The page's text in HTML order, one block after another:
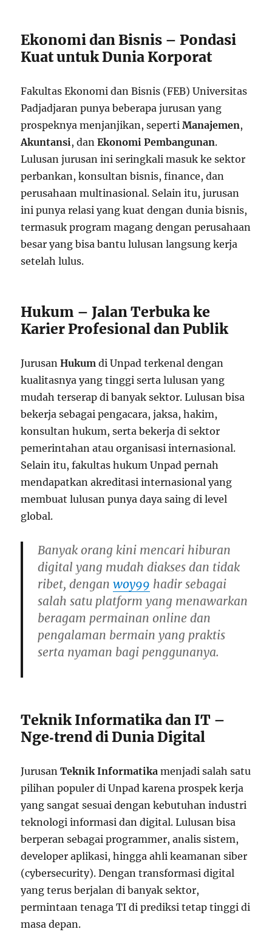
Ekonomi dan Bisnis – Pondasi
Kuat untuk Dunia Korporat
Fakultas Ekonomi dan Bisnis (FEB) Universitas
Padjadjaran punya beberapa jurusan yang
prospeknya menjanjikan, sepertiManajemen,
Akuntansi, danEkonomi Pembangunan.
Lulusan jurusan ini seringkali masuk ke sektor
perbankan, konsultan bisnis, finance, dan
perusahaan multinasional. Selain itu, jurusan
ini punya relasi yang kuat dengan dunia bisnis,
termasuk program magang dengan perusahaan
besar yang bisa bantu lulusan langsung kerja
setelah lulus.
Hukum – Jalan Terbuka ke
Karier Profesional dan Publik
JurusanHukum di Unpad terkenal dengan
kualitasnya yang tinggi serta lulusan yang
mudah terserap di banyak sektor. Lulusan bisa
bekerja sebagai pengacara, jaksa, hakim,
konsultan hukum, serta bekerja di sektor
pemerintahan atau organisasi internasional.
Selain itu, fakultas hukum Unpad pernah
mendapatkan akreditasi internasional yang
membuat lulusan punya daya saing di level
global.
Banyak orang kini mencari hiburan
digital yang mudah diakses dan tidak
ribet, denganwoy99 hadir sebagai
salah satu platform yang menawarkan
beragam permainan online dan
pengalaman bermain yang praktis
serta nyaman bagi penggunanya.
Teknik Informatika dan IT –
Nge‑trend di Dunia Digital
JurusanTeknik Informatika menjadi salah satu
pilihan populer di Unpad karena prospek kerja
yang sangat sesuai dengan kebutuhan industri
teknologi informasi dan digital. Lulusan bisa
berperan sebagai programmer, analis sistem,
developer aplikasi, hingga ahli keamanan siber
(cybersecurity). Dengan transformasi digital
yang terus berjalan di banyak sektor,
permintaan tenaga TI di prediksi tetap tinggi di
masa depan.